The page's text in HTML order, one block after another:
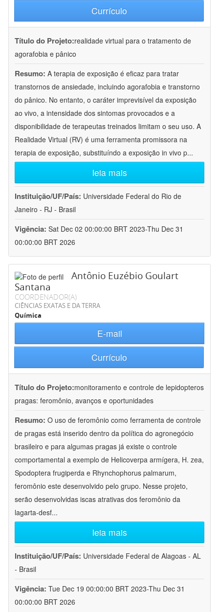
Currículo
Título do Projeto:realidade virtual para o tratamento de
agorafobia e pânico
Resumo: A terapia de exposição é eficaz para tratar
transtornos de ansiedade, incluindo agorafobia e transtorno
do pânico. No entanto, o caráter imprevisível da exposição
ao vivo, a intensidade dos sintomas provocados e a
disponibilidade de terapeutas treinados limitam o seu uso. A
Realidade Virtual (RV) é uma ferramenta promissora na
terapia de exposição, substituíndo a exposição in vivo p...
leia mais
Instituição/UF/País: Universidade Federal do Rio de
Janeiro - RJ - Brasil
Vigência: Sat Dec 02 00:00:00 BRT 2023-Thu Dec 31
00:00:00 BRT 2026
Antônio Euzébio Goulart
Santana
COORDENADOR(A)
CIÊNCIAS EXATAS E DA TERRA
Química
E-mail
Currículo
Título do Projeto:monitoramento e controle de lepidopteros
pragas: feromônio, avanços e oportunidades
Resumo: O uso de feromônio como ferramenta de controle
de pragas está inserido dentro da política do agronegócio
brasileiro e para algumas pragas já existe o controle
comportamental a exemplo de Helicoverpa armígera, H. zea,
Spodoptera frugiperda e Rhynchophorus palmarum,
feromônio este desenvolvido pelo grupo. Nesse projeto,
serão desenvolvidas iscas atrativas dos feromônio da
lagarta-desf...
leia mais
Instituição/UF/País: Universidade Federal de Alagoas - AL
- Brasil
Vigência: Tue Dec 19 00:00:00 BRT 2023-Thu Dec 31
00:00:00 BRT 2026